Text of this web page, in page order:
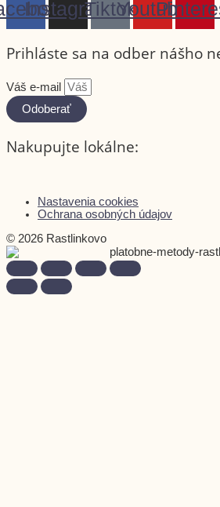
InstagramTiktokYoutube
Prihláste sa na odber nášho
Váš e-mail
Odoberať
Nakupujte lokálne:
Nastavenia cookies
Ochrana osobných údajov
© 2026 Rastlinkovo